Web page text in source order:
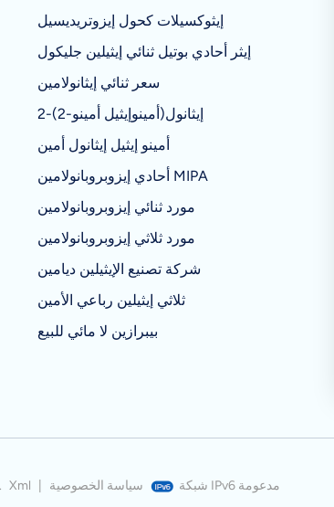
إيثوكسيلات كحول إيزوتريديسيل
إيثر أحادي بوتيل ثنائي إيثيلين جليكول
سعر ثنائي إيثانولامين
2-(2-أمينوإيثيل أمينو)إيثانول
أمينو إيثيل إيثانول أمين
أحادي إيزوبروبانولامين MIPA
مورد ثنائي إيزوبروبانولامين
مورد ثلاثي إيزوبروبانولامين
شركة تصنيع الإيثيلين ديامين
ثلاثي إيثيلين رباعي الأمين
بيبرازين لا مائي للبيع
© شركة نانجينغ بيويل للمواد الكيميائية المحدودة جميع الحقوق محفوظة. Xml سياسة الخصوصية شبكة IPv6 مدعومة